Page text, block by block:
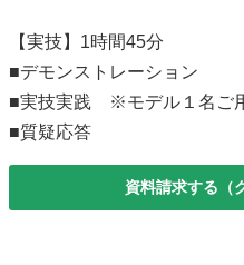
【実技】1時間45分
■デモンストレーション
■実技実践 ※モデル１名ご
■質疑応答
資料請求する（